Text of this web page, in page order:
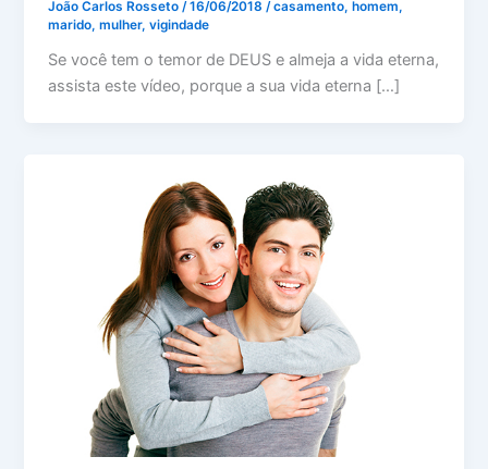
João Carlos Rosseto /16/06/2018 /casamento,homem,
marido,mulher,vigindade
Se você tem o temor de DEUS e almeja a vida eterna,
assista este vídeo, porque a sua vida eterna […]